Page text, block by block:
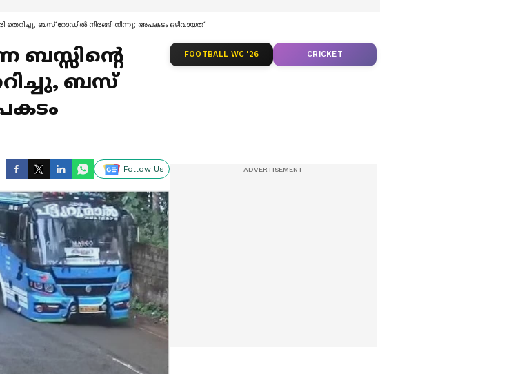
ബസ് റോഡിൽ നിരങ്ങി നിന്നു; അപകടം ഒഴിവായത് തലനാരിഴയ്ക്ക്
ബസ്സിന്‍റെ
ബസ്
Follow Us
FOOTBALL WC '26 CRICKET